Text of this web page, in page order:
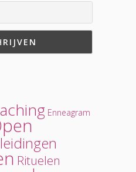
Enneagram
Rituelen